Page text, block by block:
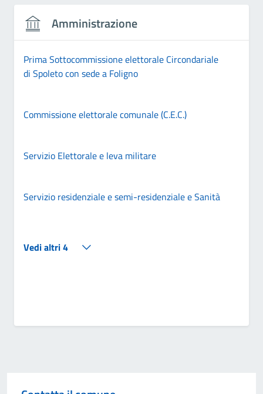
Amministrazione
Prima Sottocommissione elettorale Circondariale
di Spoleto con sede a Foligno
Commissione elettorale comunale (C.E.C.)
Servizio Elettorale e leva militare
Servizio residenziale e semi-residenziale e Sanità
Vedi altri 4